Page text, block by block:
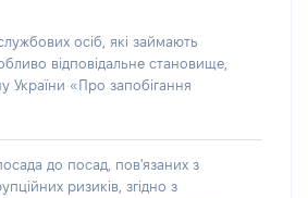
осіб, які займають
відповідальне становище,
України «Про запобігання
до посад, пов'язаних з
ризиків, згідно з